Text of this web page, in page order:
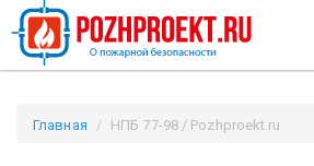
Главная НПБ 77-98 / Pozhproekt.ru